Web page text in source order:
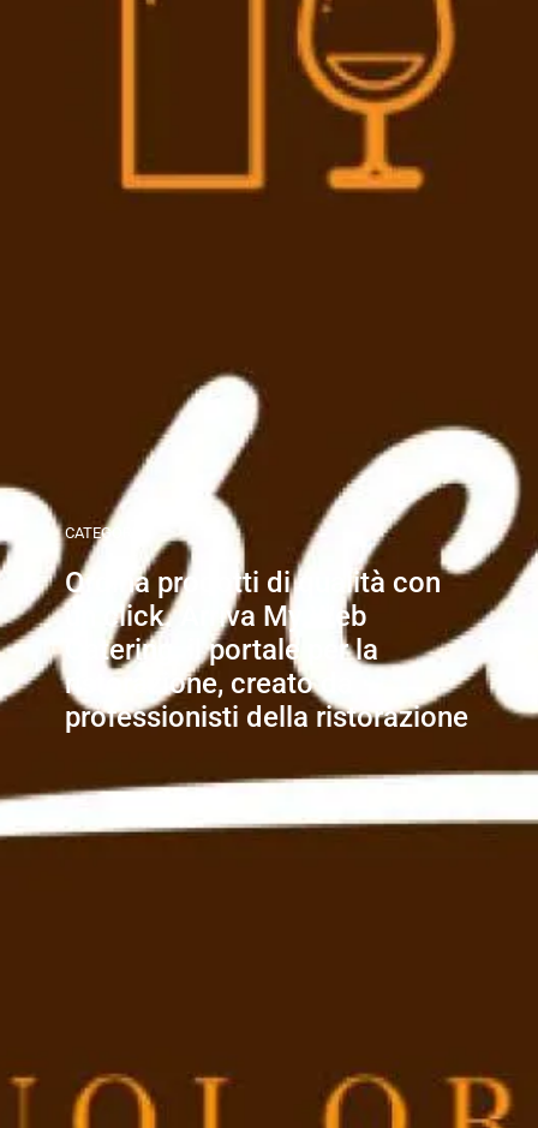
CATEGORIE
Ordina prodotti di qualità con
un click. Arriva My Web
Catering, il portale per la
ristorazione, creato da
professionisti della ristorazione